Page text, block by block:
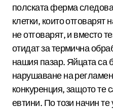
полската ферма
клетки, които отговарят
не отговарят, и вместо
отидат за термична
нашия пазар. Яйцата са
нарушаване на
конкуренция, защото те
евтини. По този начин